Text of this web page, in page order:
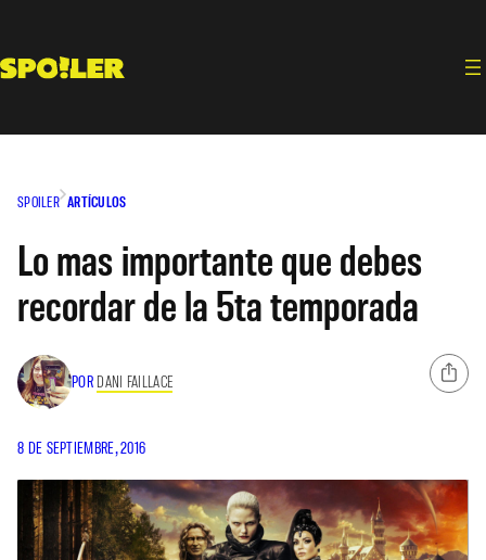
contenido
SPOILER ARTÍCULOS
Lo mas importante que debes
recordar de la 5ta temporada
POR DANI FAILLACE
8 DE SEPTIEMBRE, 2016